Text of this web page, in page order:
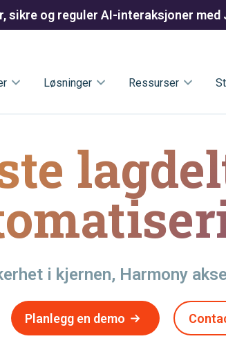
Løsninger Ressurser
sikre og reguler AI-interaksjoner
i kjernen, Harmony
Planlegg en demo